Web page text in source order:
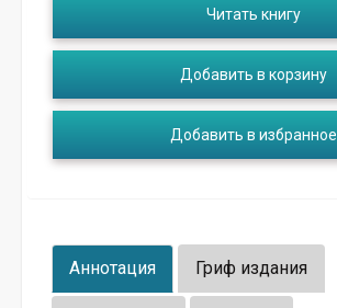
Читать книгу
Добавить в корзину
Добавить в избранное
Аннотация Гриф издания